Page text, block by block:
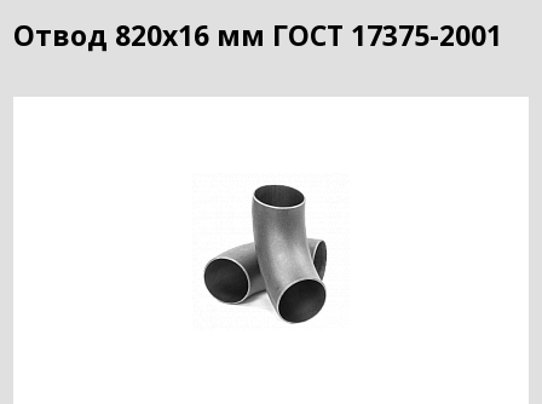
Отвод 820х16 мм ГОСТ 17375-2001